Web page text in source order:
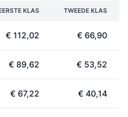
KLAS TWEEDE KLAS
€ 112,02 € 66,90
€ 89,62 € 53,52
€ 67,22 € 40,14